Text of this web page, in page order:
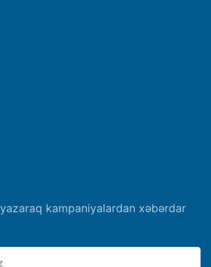
yazaraq kampaniyalardan xəbərdar